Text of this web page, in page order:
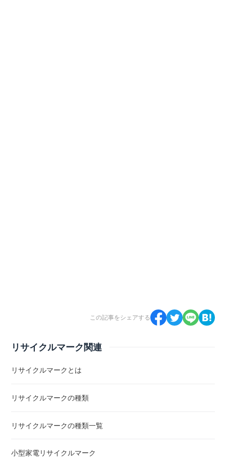
この記事をシェアする
リサイクルマーク関連
リサイクルマークとは
リサイクルマークの種類
リサイクルマークの種類一覧
小型家電リサイクルマーク